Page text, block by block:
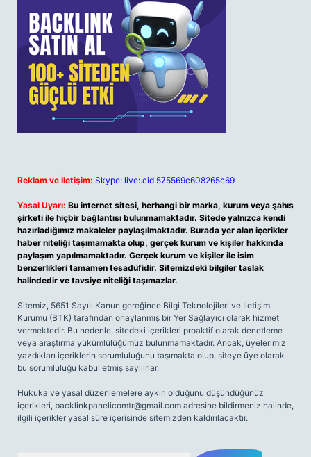
Reklam ve İletişim: Skype: live:.cid.575569c608265c69
Yasal Uyarı: Bu internet sitesi, herhangi bir marka, kurum veya şahıs
şirketi ile hiçbir bağlantısı bulunmamaktadır. Sitede yalnızca kendi
hazırladığımız makaleler paylaşılmaktadır. Burada yer alan içerikler
haber niteliği taşımamakta olup, gerçek kurum ve kişiler hakkında
paylaşım yapılmamaktadır. Gerçek kurum ve kişiler ile isim
benzerlikleri tamamen tesadüfidir. Sitemizdeki bilgiler taslak
halindedir ve tavsiye niteliği taşımazlar.
Sitemiz, 5651 Sayılı Kanun gereğince Bilgi Teknolojileri ve İletişim
Kurumu (BTK) tarafından onaylanmış bir Yer Sağlayıcı olarak hizmet
vermektedir. Bu nedenle, sitedeki içerikleri proaktif olarak denetleme
veya araştırma yükümlülüğümüz bulunmamaktadır. Ancak, üyelerimiz
yazdıkları içeriklerin sorumluluğunu taşımakta olup, siteye üye olarak
bu sorumluluğu kabul etmiş sayılırlar.
Hukuka ve yasal düzenlemelere aykırı olduğunu düşündüğünüz
içerikleri, backlinkpanelicomtr@gmail.com adresine bildirmeniz halinde,
ilgili içerikler yasal süre içerisinde sitemizden kaldırılacaktır.